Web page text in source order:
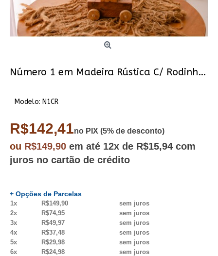
Número 1 em Madeira Rústica C/ Rodinhas
Modelo: N1CR
R$142,41no PIX (5% de desconto)
ou R$149,90 em até 12x de R$15,94 com
juros no cartão de crédito
+ Opções de Parcelas
1x R$149,90
sem juros
2x
R$74,95
sem juros
3x
R$49,97
sem juros
4x
R$37,48
sem juros
5x
R$29,98
sem juros
6x
R$24,98
sem juros